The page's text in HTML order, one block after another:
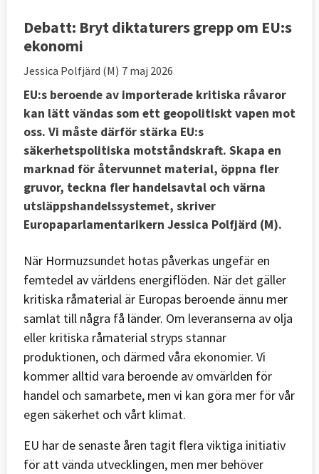
Debatt: Bryt diktaturers grepp om EU:s
ekonomi
Jessica Polfjärd (M) 7 maj 2026
EU:s beroende av importerade kritiska råvaror
kan lätt vändas som ett geopolitiskt vapen mot
oss. Vi måste därför stärka EU:s
säkerhetspolitiska motståndskraft. Skapa en
marknad för återvunnet material, öppna fler
gruvor, teckna fler handelsavtal och värna
utsläppshandelssystemet, skriver
Europaparlamentarikern Jessica Polfjärd (M).
När Hormuzsundet hotas påverkas ungefär en
femtedel av världens energiflöden. När det gäller
kritiska råmaterial är Europas beroende ännu mer
samlat till några få länder. Om leveranserna av olja
eller kritiska råmaterial stryps stannar
produktionen, och därmed våra ekonomier. Vi
kommer alltid vara beroende av omvärlden för
handel och samarbete, men vi kan göra mer för vår
egen säkerhet och vårt klimat.
EU har de senaste åren tagit flera viktiga initiativ
för att vända utvecklingen, men mer behöver